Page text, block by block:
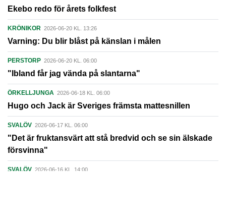
Ekebo redo för årets folkfest
KRÖNIKOR 2026-06-20 KL. 13:26
Varning: Du blir blåst på känslan i målen
PERSTORP 2026-06-20 KL. 06:00
"Ibland får jag vända på slantarna"
ÖRKELLJUNGA 2026-06-18 KL. 06:00
Hugo och Jack är Sveriges främsta mattesnillen
SVALÖV 2026-06-17 KL. 06:00
"Det är fruktansvärt att stå bredvid och se sin älskade
försvinna"
SVALÖV 2026-06-16 KL. 14:00